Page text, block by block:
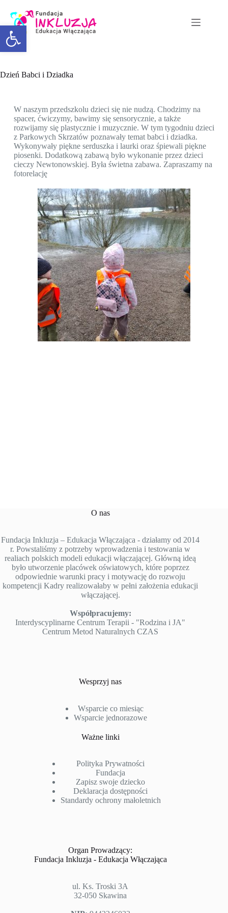
Dzień Babci i Dziadka
W naszym przedszkolu dzieci się nie nudzą. Chodzimy na
spacer, ćwiczymy, bawimy się sensorycznie, a także
rozwijamy się plastycznie i muzycznie. W tym tygodniu dzieci
z Parkowych Skrzatów poznawały temat babci i dziadka.
Wykonywały piękne serduszka i laurki oraz śpiewali piękne
piosenki. Dodatkową zabawą było wykonanie przez dzieci
cieczy Newtonowskiej. Była świetna zabawa. Zapraszamy na
fotorelację
O nas
Fundacja Inkluzja – Edukacja Włączająca - działamy od 2014
r. Powstaliśmy z potrzeby wprowadzenia i testowania w
realiach polskich modeli edukacji włączającej. Główną ideą
było utworzenie placówek oświatowych, które poprzez
odpowiednie warunki pracy i motywację do rozwoju
kompetencji Kadry realizowałaby w pełni założenia edukacji
włączającej.
Współpracujemy:
Interdyscyplinarne Centrum Terapii - "Rodzina i JA"
Centrum Metod Naturalnych CZAS
Wesprzyj nas
Wsparcie co miesiąc
Wsparcie jednorazowe
Ważne linki
Polityka Prywatności
Fundacja
Zapisz swoje dziecko
Deklaracja dostępności
Standardy ochrony małoletnich
Organ Prowadzący:
Fundacja Inkluzja - Edukacja Włączająca
ul. Ks. Troski 3A
32-050 Skawina
Otwórz pasek narzędzi